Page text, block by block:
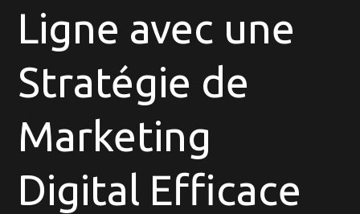
Impact
en
Ligne avec une
Stratégie de
Marketing
Digital Efficace